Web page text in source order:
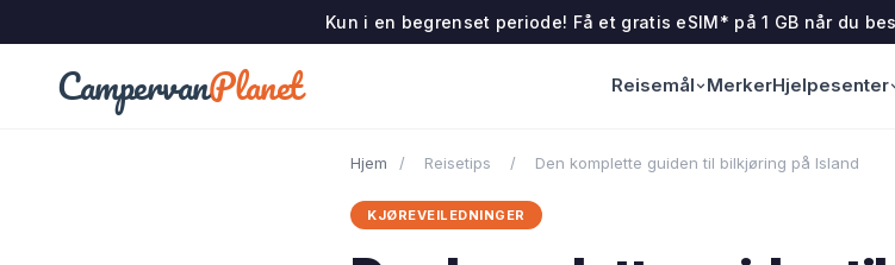
Kun i en begrenset periode! Få et gratis eSIM* på 1 GB når du
CampervanPlanet Reisemål MerkerHjelpesenter
Hjem / Reisetips / Den komplette guiden til bilkjøring på Island
KJØREVEILEDNINGER